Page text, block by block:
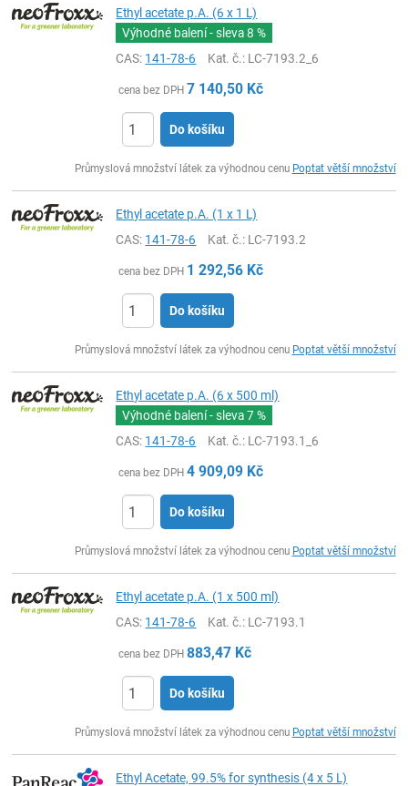
Ethyl acetate p.A. (6 x 1 L)
Výhodné balení - sleva8 %
CAS: 141-78-6 Kat. č.: LC-7193.2_6
cena bez DPH 7 140,50 Kč
Do košíku
Průmyslová množství látek za výhodnou cenu Poptat větší množství
Ethyl acetate p.A. (1 x 1 L)
CAS: 141-78-6 Kat. č.: LC-7193.2
cena bez DPH 1 292,56 Kč
Do košíku
Průmyslová množství látek za výhodnou cenu Poptat větší množství
Ethyl acetate p.A. (6 x 500 ml)
Výhodné balení - sleva7 %
CAS: 141-78-6 Kat. č.: LC-7193.1_6
cena bez DPH 4 909,09 Kč
Do košíku
Průmyslová množství látek za výhodnou cenu Poptat větší množství
Ethyl acetate p.A. (1 x 500 ml)
CAS: 141-78-6 Kat. č.: LC-7193.1
cena bez DPH 883,47 Kč
Do košíku
Průmyslová množství látek za výhodnou cenu Poptat větší množství
Ethyl Acetate, 99.5% for synthesis (4 x 5 L)